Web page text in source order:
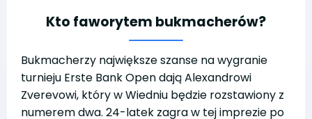
Kto faworytem bukmacherów?
Bukmacherzy największe szanse na wygranie
turnieju Erste Bank Open dają Alexandrowi
Zverevowi, który w Wiedniu będzie rozstawiony z
numerem dwa. 24-latek zagra w tej imprezie po